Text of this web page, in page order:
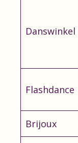
Danswinkel
Flashdance
Brijoux